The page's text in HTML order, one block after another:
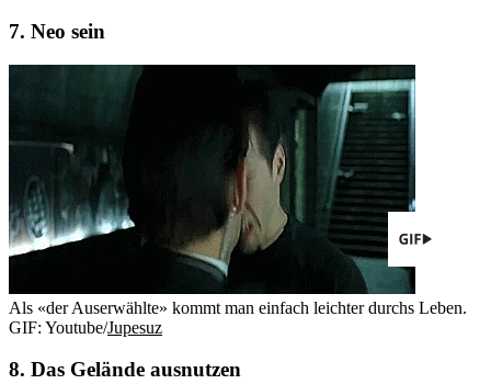
7. Neo sein
Als «der Auserwählte» kommt man einfach leichter durchs Leben.
GIF: Youtube/Jupesuz
8. Das Gelände ausnutzen